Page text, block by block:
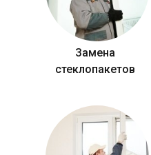
Замена
стеклопакетов